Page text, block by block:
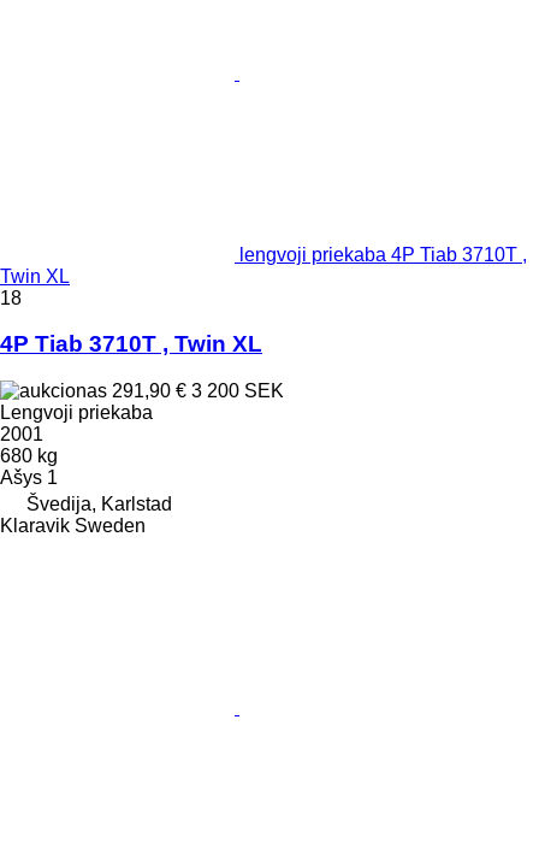
lengvoji priekaba 4P Tiab 3710T ,
Twin XL
18
4P Tiab 3710T , Twin XL
291,90 € 3 200 SEK
Lengvoji priekaba
2001
680 kg
Ašys 1
Švedija, Karlstad
Klaravik Sweden